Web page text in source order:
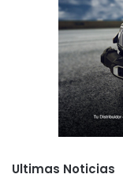
Ultimas Noticias